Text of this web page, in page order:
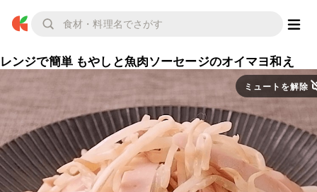
レンジで簡単 もやしと魚肉ソーセージのオイマヨ和え
ミュートを解除